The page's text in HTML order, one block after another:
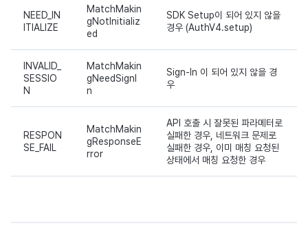
NEED_IN
ITIALIZE
MatchMakin
gNotInitializ
ed
SDK Setup이 되어 있지 않을
경우 (AuthV4.setup)
INVALID_
SESSIO
N
MatchMakin
gNeedSignI
n
Sign-In 이 되어 있지 않을 경
우
RESPON
SE_FAIL
MatchMakin
gResponseE
rror
API 호출 시 잘못된 파라메터로
실패한 경우, 네트워크 문제로
실패한 경우, 이미 매칭 요청된
상태에서 매칭 요청한 경우